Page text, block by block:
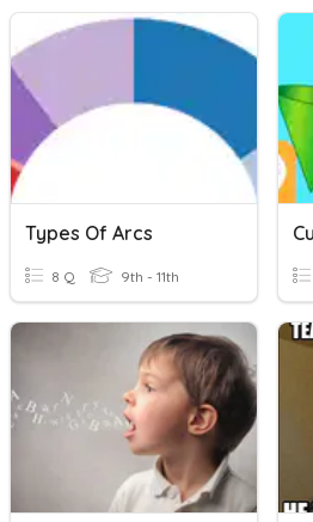
Types Of Arcs
8 Q 9th - 11th